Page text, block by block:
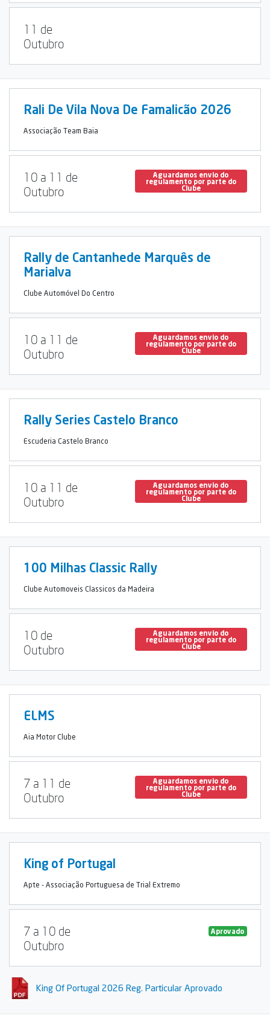
11 de
Outubro
Rali De Vila Nova De Famalicão 2026
Associação Team Baia
10 a 11 de
Outubro
Aguardamos envio do
regulamento por parte do
Clube
Rally de Cantanhede Marquês de
Marialva
Clube Automóvel Do Centro
10 a 11 de
Outubro
Aguardamos envio do
regulamento por parte do
Clube
Rally Series Castelo Branco
Escuderia Castelo Branco
10 a 11 de
Outubro
Aguardamos envio do
regulamento por parte do
Clube
100 Milhas Classic Rally
Clube Automoveis Classicos da Madeira
10 de
Outubro
Aguardamos envio do
regulamento por parte do
Clube
ELMS
Aia Motor Clube
7 a 11 de
Outubro
Aguardamos envio do
regulamento por parte do
Clube
King Of Portugal 2026 Reg. Particular Aprovado
King of Portugal
Apte - Associação Portuguesa de Trial Extremo
7 a 10 de
Outubro
Aprovado